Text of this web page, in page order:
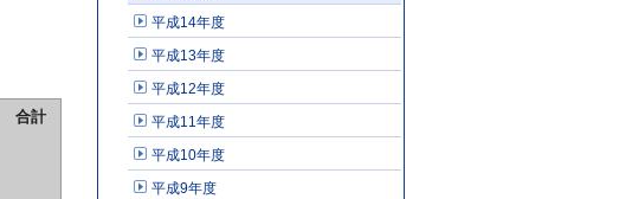
合計
平成14年度
平成13年度
平成12年度
平成11年度
平成10年度
平成9年度